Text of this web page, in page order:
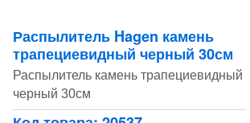
Распылитель Hagen камень
трапециевидный черный 30см
Распылитель камень трапециевидный
черный 30см